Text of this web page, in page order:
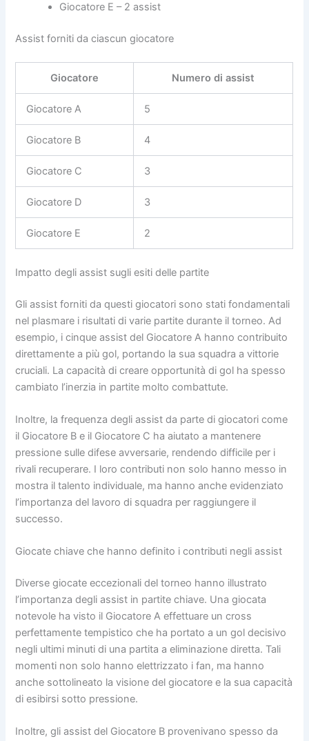
Giocatore E – 2 assist
Assist forniti da ciascun giocatore
Giocatore Numero di assist
Giocatore A 5
Giocatore B 4
Giocatore C 3
Giocatore D 3
Giocatore E 2
Impatto degli assist sugli esiti delle partite
Gli assist forniti da questi giocatori sono stati fondamentali
nel plasmare i risultati di varie partite durante il torneo. Ad
esempio, i cinque assist del Giocatore A hanno contribuito
direttamente a più gol, portando la sua squadra a vittorie
cruciali. La capacità di creare opportunità di gol ha spesso
cambiato l’inerzia in partite molto combattute.
Inoltre, la frequenza degli assist da parte di giocatori come
il Giocatore B e il Giocatore C ha aiutato a mantenere
pressione sulle difese avversarie, rendendo difficile per i
rivali recuperare. I loro contributi non solo hanno messo in
mostra il talento individuale, ma hanno anche evidenziato
l’importanza del lavoro di squadra per raggiungere il
successo.
Giocate chiave che hanno definito i contributi negli assist
Diverse giocate eccezionali del torneo hanno illustrato
l’importanza degli assist in partite chiave. Una giocata
notevole ha visto il Giocatore A effettuare un cross
perfettamente tempistico che ha portato a un gol decisivo
negli ultimi minuti di una partita a eliminazione diretta. Tali
momenti non solo hanno elettrizzato i fan, ma hanno
anche sottolineato la visione del giocatore e la sua capacità
di esibirsi sotto pressione.
Inoltre, gli assist del Giocatore B provenivano spesso da